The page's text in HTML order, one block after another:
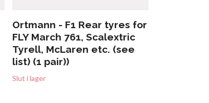
Ortmann - F1 Rear tyres for
FLY March 761, Scalextric
Tyrell, McLaren etc. (see
list) (1 pair))
Slut i lager